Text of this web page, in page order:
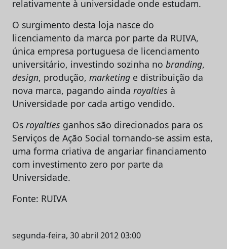
relativamente à universidade onde estudam.
O surgimento desta loja nasce do
licenciamento da marca por parte da RUIVA,
única empresa portuguesa de licenciamento
universitário, investindo sozinha no branding,
design, produção, marketing e distribuição da
nova marca, pagando ainda royalties à
Universidade por cada artigo vendido.
Os royalties ganhos são direcionados para os
Serviços de Ação Social tornando-se assim esta,
uma forma criativa de angariar financiamento
com investimento zero por parte da
Universidade.
Fonte: RUIVA
segunda-feira, 30 abril 2012 03:00